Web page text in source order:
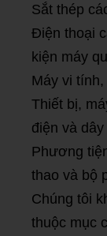
Sắt thép
Điện thoại
kiện máy
Máy vi
Thiết bị,
điện và
Phương
thao và bộ
Chúng tôi
thuộc mục